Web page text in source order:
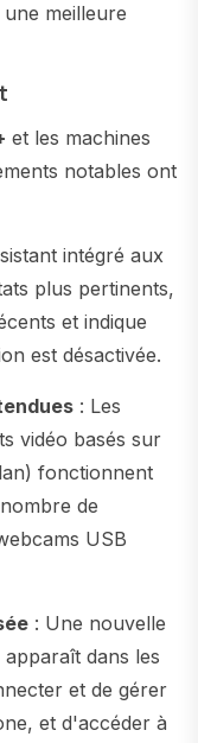
meilleure
et les machines
notables ont
intégré aux
plus pertinents,
et indique
est désactivée.
: Les
vidéo basés sur
fonctionnent
de
USB
: Une nouvelle
apparaît dans les
et de gérer
et d'accéder à